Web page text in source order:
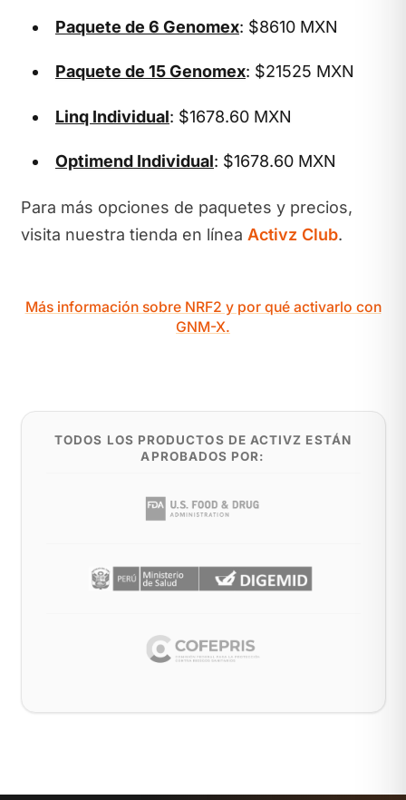
Paquete de 6 Genomex: $8610 MXN
Paquete de 15 Genomex: $21525 MXN
Linq Individual: $1678.60 MXN
Optimend Individual: $1678.60 MXN
Para más opciones de paquetes y precios,
visita nuestra tienda en línea Activz Club.
Más información sobre NRF2 y por qué activarlo con
GNM-X.
TODOS LOS PRODUCTOS DE ACTIVZ ESTÁN
APROBADOS POR: